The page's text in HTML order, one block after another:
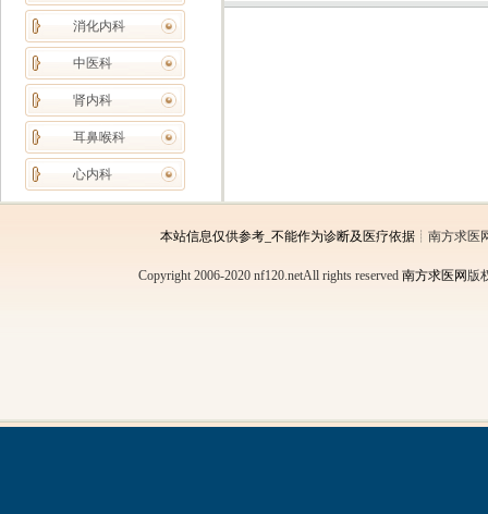
消化内科
中医科
肾内科
耳鼻喉科
心内科
本站信息仅供参考_不能作为诊断及医疗依据┊南方求医
Copyright 2006-2020 nf120.netAll rights reserved 南方求医网 版